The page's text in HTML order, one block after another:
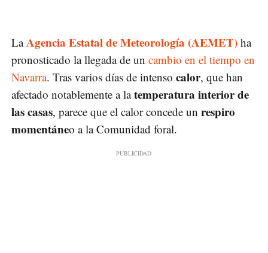
LaAgencia Estatal de Meteorología (AEMET) ha
pronosticado la llegada de un cambio en el tiempo en
Navarra. Tras varios días de intenso calor, que han
afectado notablemente a latemperatura interior de
las casas, parece que el calor concede un respiro
momentáneo a la Comunidad foral.